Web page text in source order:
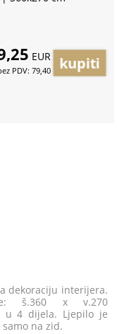
EUR
PDV: 79,40
dekoraciju interijera.
š.360 x v.270
u 4 dijela. Ljepilo je
na zid.